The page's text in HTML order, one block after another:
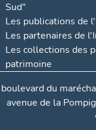
Sud"
Les publications de
Les partenaires de
Les collections des
patrimoine
du
avenue de la